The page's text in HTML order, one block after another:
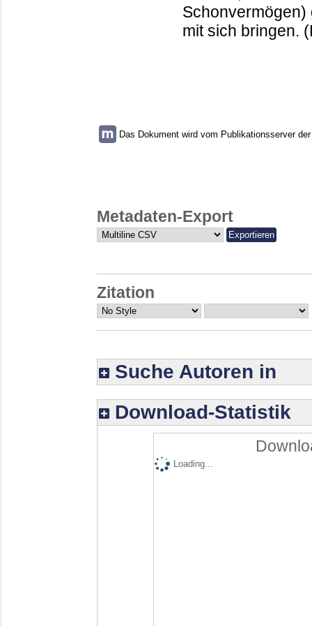
mit sich bringen.
Das Dokument wird vom Publikationsserver
Metadaten-Export
Zitation
Suche Autoren in
Download-Statistik
Loading...